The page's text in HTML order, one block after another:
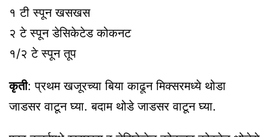
१ टी स्पून खसखस
२ टे स्पून डेसिकेटेड कोकनट
१/२ टे स्पून तूप
कृती: प्रथम खजूरच्या बिया काढून मिक्सरमध्ये थोडा
जाडसर वाटून घ्या. बदाम थोडे जाडसर वाटून घ्या.